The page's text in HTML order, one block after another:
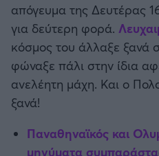
Μάντσεστερ Σίτι
Λίβερπουλ
Άρσεναλ
απόγευμα της Δευτέρας
για δεύτερη φορά.
κόσμος του άλλαξε ξανά
φώναξε πάλι στην ίδια
ανελέητη μάχη. Και ο
ξανά!
Παναθηναϊκός και
μηνύματα